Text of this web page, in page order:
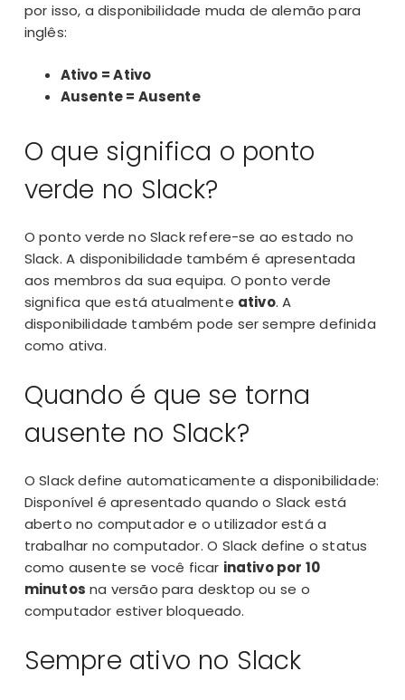
por isso, a disponibilidade muda de alemão para
inglês:
Ativo = Ativo
Ausente = Ausente
O que significa o ponto
verde no Slack?
O ponto verde no Slack refere-se ao estado no
Slack. A disponibilidade também é apresentada
aos membros da sua equipa. O ponto verde
significa que está atualmente ativo. A
disponibilidade também pode ser sempre definida
como ativa.
Quando é que se torna
ausente no Slack?
O Slack define automaticamente a disponibilidade:
Disponível é apresentado quando o Slack está
aberto no computador e o utilizador está a
trabalhar no computador. O Slack define o status
como ausente se você ficar inativo por 10
minutos na versão para desktop ou se o
computador estiver bloqueado.
Sempre ativo no Slack